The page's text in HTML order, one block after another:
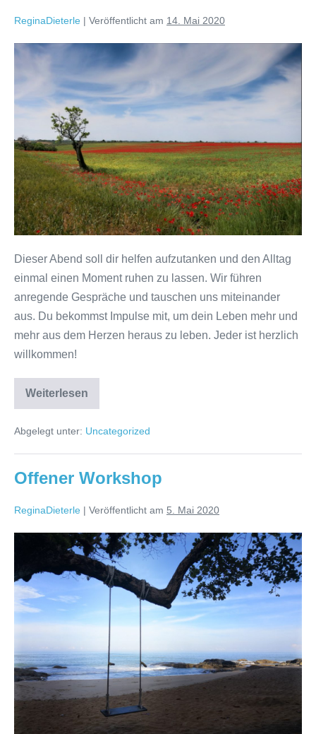
ReginaDieterle | Veröffentlicht am 14. Mai 2020
Abend
Begegnung
Dieser Abend soll dir helfen aufzutanken und den Alltag
einmal einen Moment ruhen zu lassen. Wir führen
anregende Gespräche und tauschen uns miteinander
aus. Du bekommst Impulse mit, um dein Leben mehr und
mehr aus dem Herzen heraus zu leben. Jeder ist herzlich
willkommen!
Weiterlesen
Abend
der
Abgelegt unter: Uncategorized
Offener Workshop
ReginaDieterle | Veröffentlicht am 5. Mai 2020